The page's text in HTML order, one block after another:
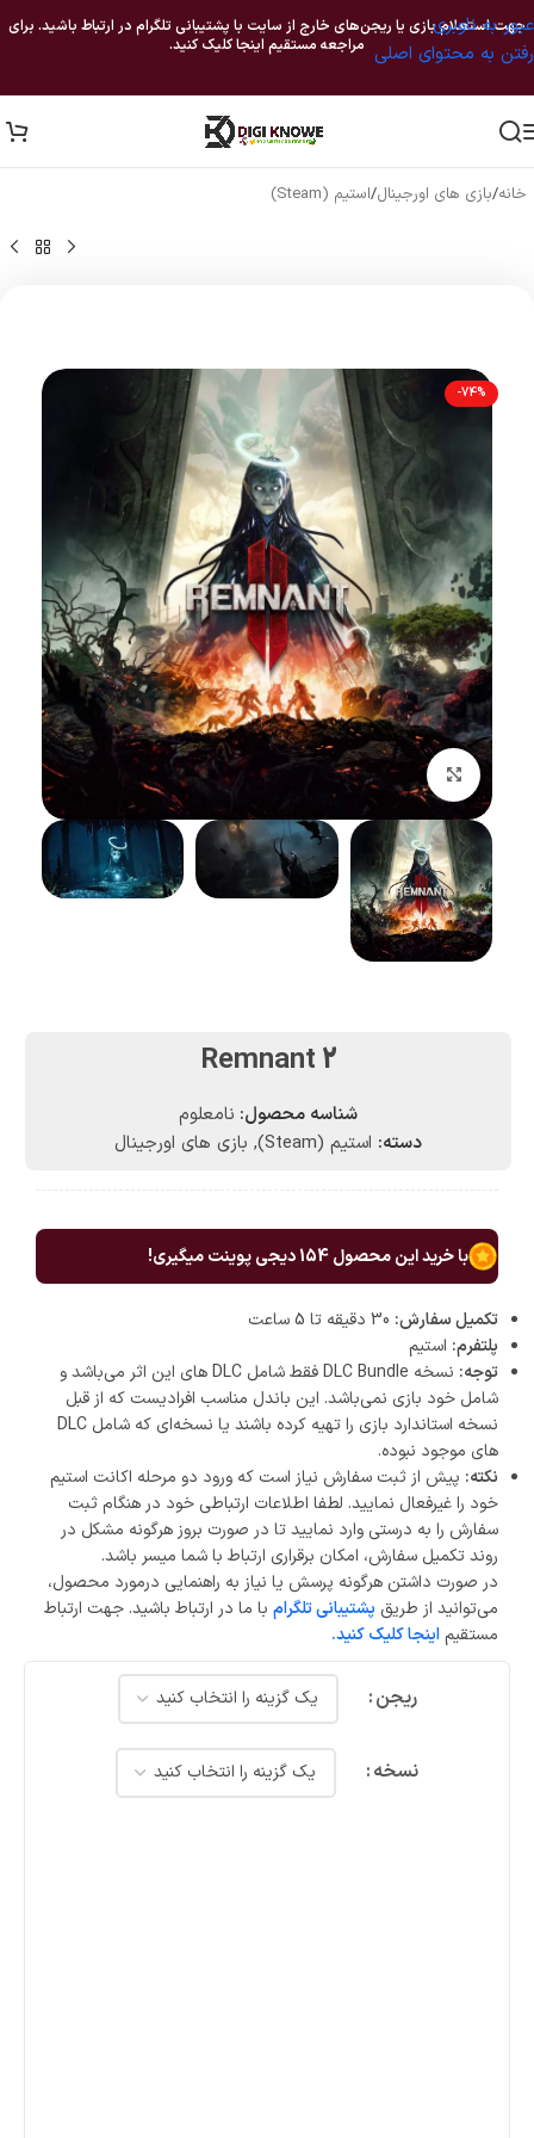
عبور به ناوبری
رفتن به محتوای اصلی
جهت استعلام بازی یا ریجن‌های خارج از سایت با پشتیبانی تلگرام در ارتباط باشید. برای
مراجعه مستقیم اینجا کلیک کنید.
خانه/بازی های اورجینال/استیم (Steam)
-74%
بزرگنمایی تصویر
Remnant 2
شناسه محصول: نامعلوم
دسته: استیم (Steam) , بازی های اورجینال
با خرید این محصول154دیجی پوینت میگیری!
تکمیل سفارش:
پلتفرم: استیم
توجه:
نسخه DLC Bundle فقط شامل DLC های این اثر می‌باشد و
شامل خود بازی نمی‌باشد. این باندل مناسب افرادیست که از قبل
نسخه استاندارد بازی را تهیه کرده باشند یا نسخه‌ای که شامل DLC
های موجود نبوده.
نکته: پیش از ثبت سفارش نیاز است که ورود دو مرحله اکانت استیم
خود را غیرفعال نمایید. لطفا اطلاعات ارتباطی خود در هنگام ثبت
سفارش را به درستی وارد نمایید تا در صورت بروز هرگونه مشکل در
روند تکمیل سفارش، امکان برقراری ارتباط با شما میسر باشد.
در صورت داشتن هرگونه پرسش یا نیاز به راهنمایی درمورد محصول،
می‌توانید از طریق پشتیبانی تلگرام با ما در ارتباط باشید. جهت ارتباط
مستقیم اینجا کلیک کنید.
ریجن
نسخه